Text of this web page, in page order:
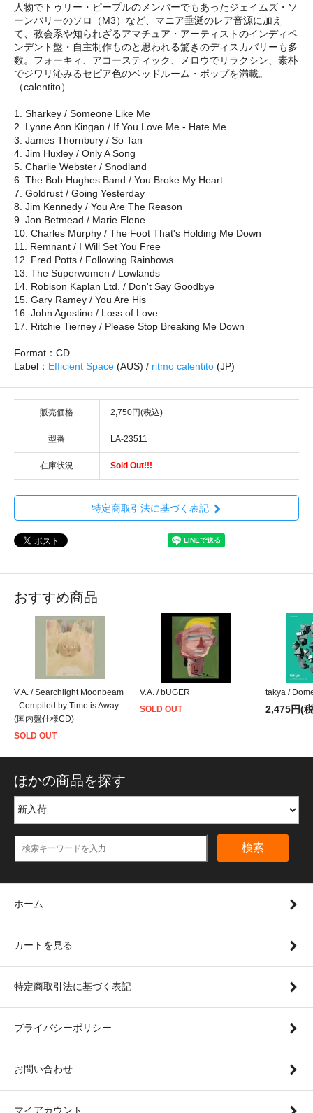
人物でトゥリー・ピープルのメンバーでもあったジェイムズ・ソ
ーンバリーのソロ（M3）など、マニア垂涎のレア音源に加え
て、教会系や知られざるアマチュア・アーティストのインディペ
ンデント盤・自主制作ものと思われる驚きのディスカバリーも多
数。フォーキィ、アコースティック、メロウでリラクシン、素朴
でジワリ沁みるセピア色のベッドルーム・ポップを満載。
（calentito）
1. Sharkey / Someone Like Me
2. Lynne Ann Kingan / If You Love Me - Hate Me
3. James Thornbury / So Tan
4. Jim Huxley / Only A Song
5. Charlie Webster / Snodland
6. The Bob Hughes Band / You Broke My Heart
7. Goldrust / Going Yesterday
8. Jim Kennedy / You Are The Reason
9. Jon Betmead / Marie Elene
10. Charles Murphy / The Foot That's Holding Me Down
11. Remnant / I Will Set You Free
12. Fred Potts / Following Rainbows
13. The Superwomen / Lowlands
14. Robison Kaplan Ltd. / Don't Say Goodbye
15. Gary Ramey / You Are His
16. John Agostino / Loss of Love
17. Ritchie Tierney / Please Stop Breaking Me Down
Format：CD
Label： Efficient Space (AUS) / ritmo calentito (JP)
販売価格 2,750円(税込)
型番 LA-23511
在庫状況 Sold Out!!!
特定商取引法に基づく表記
おすすめ商品
V.A. / Searchlight Moonbeam
- Compiled by Time is Away
(国内盤仕様CD)
SOLD OUT
V.A. / bUGER
SOLD OUT
takya /
2,475円(
ほかの商品を探す
検索
ホーム
カートを見る
特定商取引法に基づく表記
プライバシーポリシー
お問い合わせ
マイアカウント